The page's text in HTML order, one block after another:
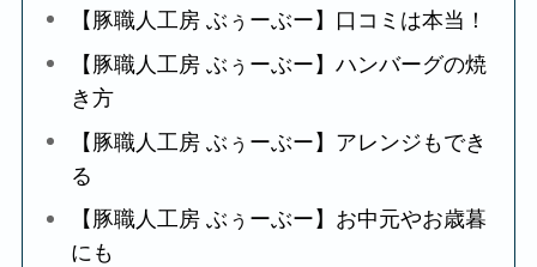
【豚職人工房 ぶぅーぶー】口コミは本当！
【豚職人工房 ぶぅーぶー】ハンバーグの焼
き方
【豚職人工房 ぶぅーぶー】アレンジもでき
る
【豚職人工房 ぶぅーぶー】お中元やお歳暮
にも